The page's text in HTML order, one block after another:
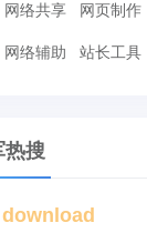
网络共享 网页制作
网络辅助 站长工具
热搜